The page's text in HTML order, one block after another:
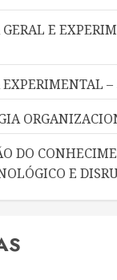
E
–
DO
E